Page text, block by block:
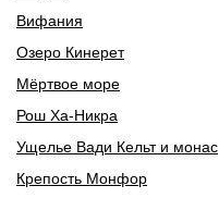
Вифания
Озеро Кинерет
Мёртвое море
Рош Ха-Никра
Ущелье Вади Кельт и монас
Крепость Монфор